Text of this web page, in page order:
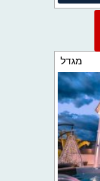
מגדל